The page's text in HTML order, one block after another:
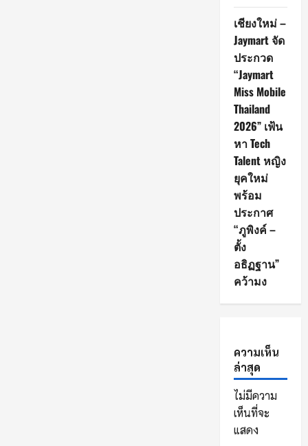
เชียงใหม่ –
Jaymart จัด
ประกวด
“Jaymart
Miss Mobile
Thailand
2026” เฟ้น
หา Tech
Talent หญิง
ยุคใหม่
พร้อม
ประกาศ
“ภูพิงค์ –
ตั้ง
อธิฏฐาน”
คว้ามง
ความเห็น
ล่าสุด
ไม่มีความ
เห็นที่จะ
แสดง